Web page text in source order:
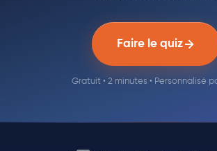
Faire le quiz
Gratuit • 2 minutes • Personnalisé